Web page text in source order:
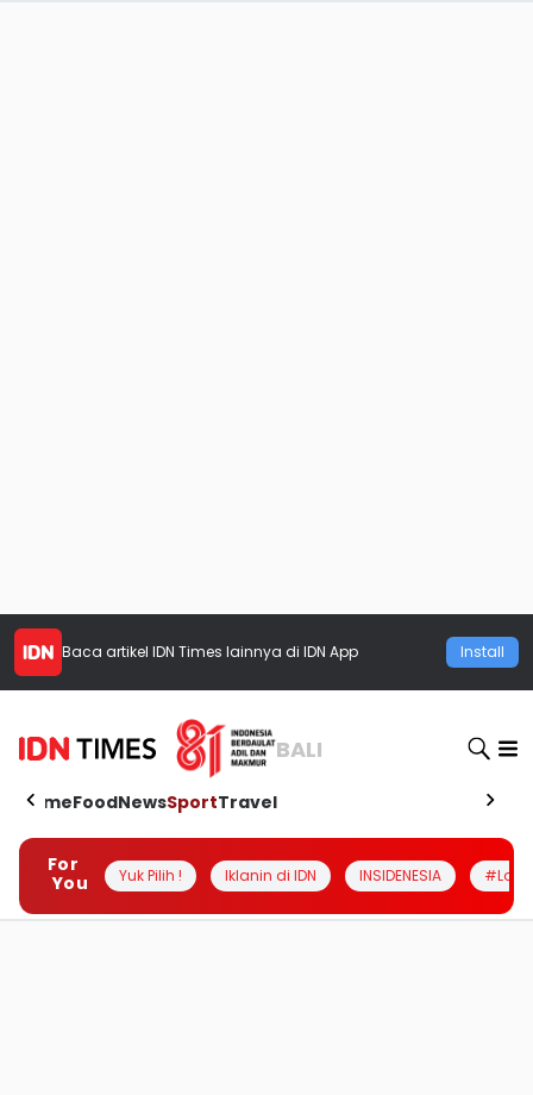
Baca artikel IDN Times lainnya di IDN App Install
BALI
HomeFoodNewsSportTravel
For
You
Yuk Pilih ! Iklanin di IDN INSIDENESIA